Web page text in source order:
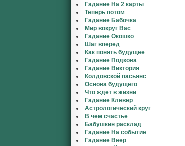
Гадание На 2 карты
Теперь потом
Гадание Бабочка
Мир вокруг Вас
Гадание Окошко
Шаг вперед
Как понять будущее
Гадание Подкова
Гадание Виктория
Колдовской пасьянс
Основа будущего
Что ждет в жизни
Гадание Клевер
Астрологический круг
В чем счастье
Бабушкин расклад
Гадание На событие
Гадание Веер